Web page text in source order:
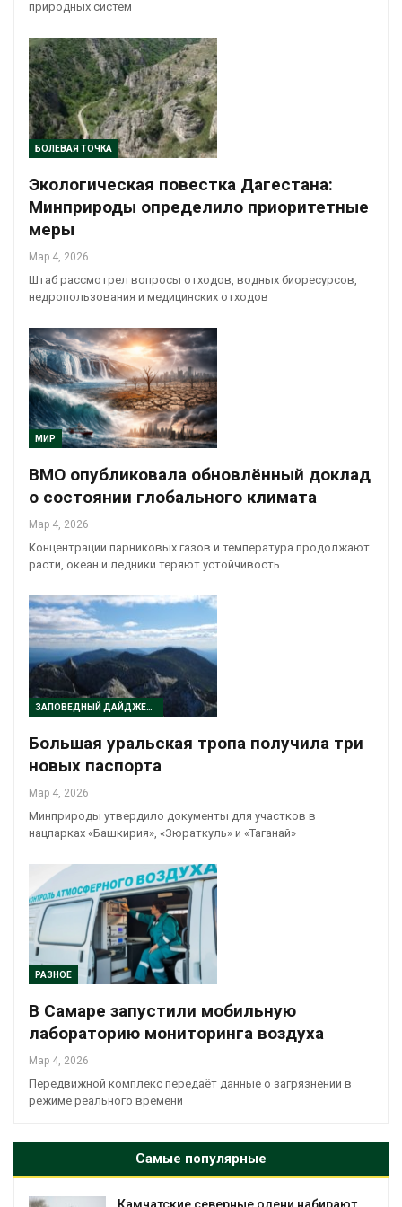
природных систем
БОЛЕВАЯ ТОЧКА
Экологическая повестка Дагестана:
Минприроды определило приоритетные
меры
Мар 4, 2026
Штаб рассмотрел вопросы отходов, водных биоресурсов,
недропользования и медицинских отходов
МИР
ВМО опубликовала обновлённый доклад
о состоянии глобального климата
Мар 4, 2026
Концентрации парниковых газов и температура продолжают
расти, океан и ледники теряют устойчивость
ЗАПОВЕДНЫЙ ДАЙДЖЕСТ
Большая уральская тропа получила три
новых паспорта
Мар 4, 2026
Минприроды утвердило документы для участков в
нацпарках «Башкирия», «Зюраткуль» и «Таганай»
РАЗНОЕ
В Самаре запустили мобильную
лабораторию мониторинга воздуха
Мар 4, 2026
Передвижной комплекс передаёт данные о загрязнении в
режиме реального времени
Самые популярные